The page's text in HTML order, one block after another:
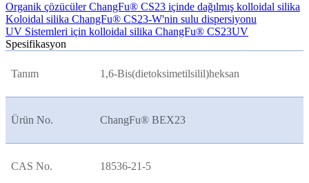
Organik çözücüler ChangFu® CS23 içinde dağılmış kolloidal silika
Koloidal silika ChangFu® CS23-W'nin sulu dispersiyonu
UV Sistemleri için kolloidal silika ChangFu® CS23UV
Spesifikasyon
Tanım 1,6-Bis(dietoksimetilsilil)heksan
Ürün No. ChangFu® BEX23
CAS No. 18536-21-5